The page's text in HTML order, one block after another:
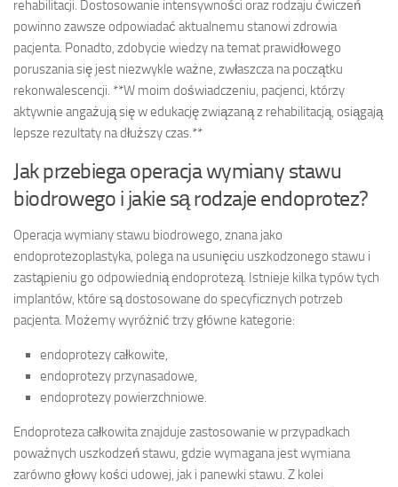
rehabilitacji. Dostosowanie intensywności oraz rodzaju ćwiczeń
powinno zawsze odpowiadać aktualnemu stanowi zdrowia
pacjenta. Ponadto, zdobycie wiedzy na temat prawidłowego
poruszania się jest niezwykle ważne, zwłaszcza na początku
rekonwalescencji. **W moim doświadczeniu, pacjenci, którzy
aktywnie angażują się w edukację związaną z rehabilitacją, osiągają
lepsze rezultaty na dłuższy czas.**
Jak przebiega operacja wymiany stawu
biodrowego i jakie są rodzaje endoprotez?
Operacja wymiany stawu biodrowego, znana jako
endoprotezoplastyka, polega na usunięciu uszkodzonego stawu i
zastąpieniu go odpowiednią endoprotezą. Istnieje kilka typów tych
implantów, które są dostosowane do specyficznych potrzeb
pacjenta. Możemy wyróżnić trzy główne kategorie:
endoprotezy całkowite,
endoprotezy przynasadowe,
endoprotezy powierzchniowe.
Endoproteza całkowita znajduje zastosowanie w przypadkach
poważnych uszkodzeń stawu, gdzie wymagana jest wymiana
zarówno głowy kości udowej, jak i panewki stawu. Z kolei